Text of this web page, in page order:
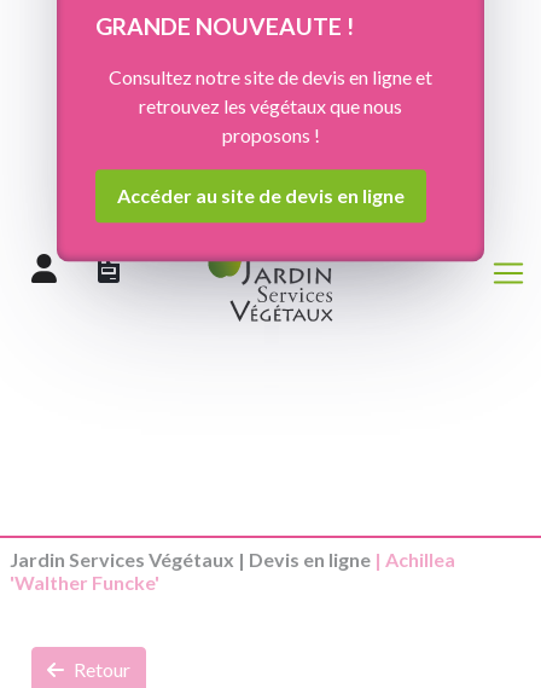
GRANDE NOUVEAUTE !
Consultez notre site de devis en ligne et
retrouvez les végétaux que nous
proposons !
Accéder au site de devis en ligne
Jardin Services Végétaux | Devis en ligne | Achillea
'Walther Funcke'
Retour
Panneau de gestion des cookies